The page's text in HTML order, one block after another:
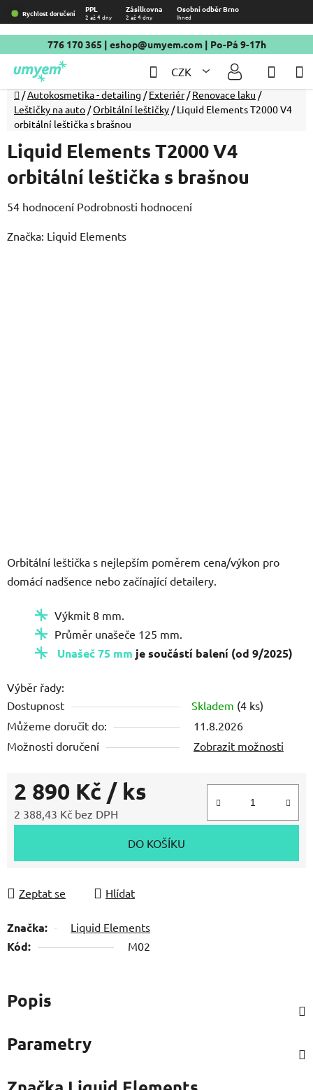
Přejít
na
obsah
Rychlost doručení PPL Zásilkovna Osobní odběr Brno
2 až 4 dny 2 až 4 dny Ihned
776 170 365 | eshop@umyem.com| Po-Pá 9-17h
CZK
Hledat
Domů
/Autokosmetika - detailing / Exteriér / Renovace laku /
Leštičky na auto /Orbitální leštičky / Liquid Elements T2000 V4
orbitální leštička s brašnou
Orbitální leštička s nejlepším poměrem cena/výkon pro
domácí nadšence nebo začínající detailery.
Výkmit 8 mm.
Průměr unašeče 125 mm.
Unašeč 75 mm je součástí balení (od 9/2025)
Výběr řady:
Dostupnost
Skladem (4 ks)
Můžeme doručit do:
11.8.2026
Možnosti doručení
Zobrazit možnosti
2 890 Kč / ks
2 388,43 Kč bez DPH
DO KOŠÍKU
Zeptat se Hlídat
Značka: Liquid Elements
Kód: M02
Liquid Elements T2000 V4
orbitální leštička s brašnou
Průměrné
produktu
54 hodnocení Podrobnosti hodnocení
Značka: Liquid Elements
Popis
Parametry